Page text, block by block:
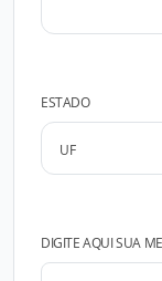
ESTADO
DIGITE AQUI SUA